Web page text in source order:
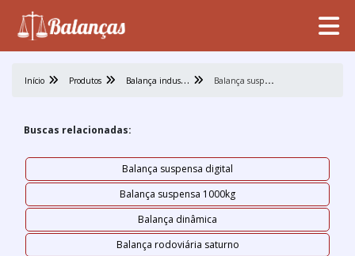
Início Produtos B
alança industrial B
alança suspensa 1000kg
Buscas relacionadas:
Balança suspensa digital
Balança suspensa 1000kg
Balança dinâmica
Balança rodoviária saturno